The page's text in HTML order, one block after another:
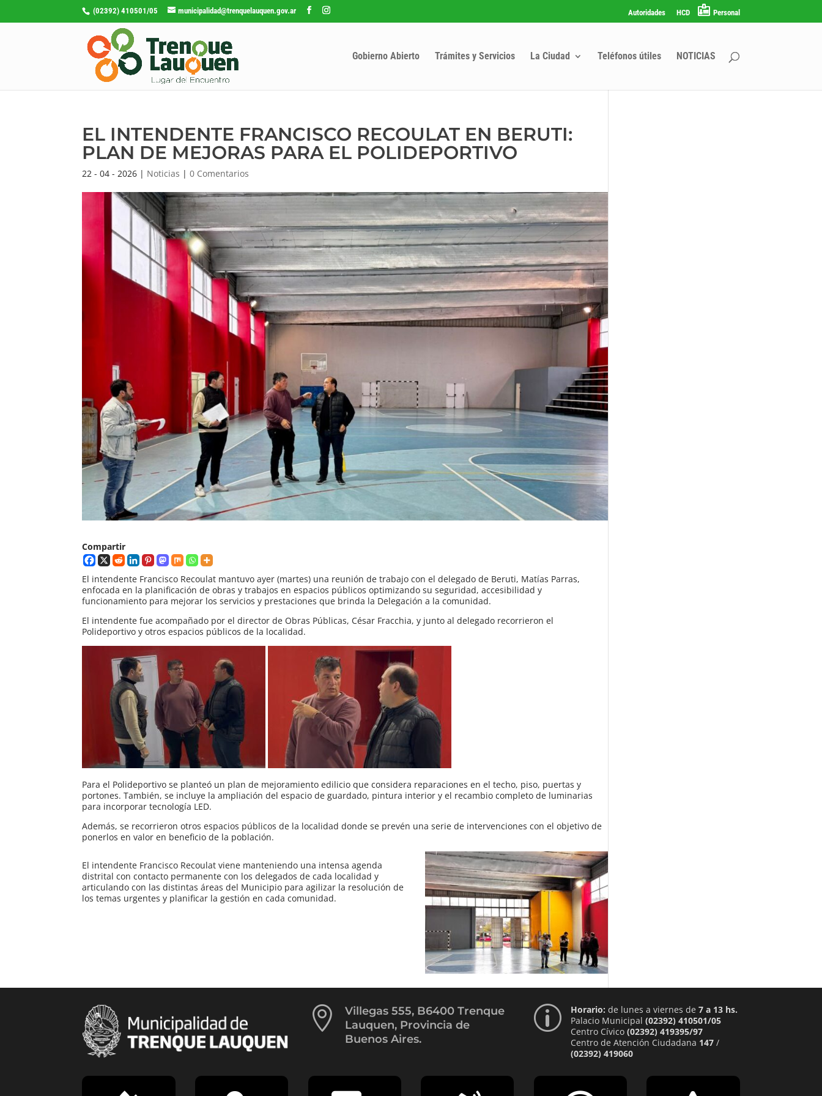
(02392) 410501/05 municipalidad@trenquelauquen.gov.ar Autoridades HCD Personal
Gobierno Abierto Trámites y Servicios La Ciudad Teléfonos útiles NOTICIAS
EL INTENDENTE FRANCISCO RECOULAT EN BERUTI:
PLAN DE MEJORAS PARA EL POLIDEPORTIVO
22 - 04 - 2026 | Noticias |0 Comentarios
Compartir
El intendente Francisco Recoulat mantuvo ayer (martes) una reunión de trabajo con el delegado de Beruti, Matías Parras,
enfocada en la planificación de obras y trabajos en espacios públicos optimizando su seguridad, accesibilidad y
funcionamiento para mejorar los servicios y prestaciones que brinda la Delegación a la comunidad.
El intendente fue acompañado por el director de Obras Públicas, César Fracchia, y junto al delegado recorrieron el
Polideportivo y otros espacios públicos de la localidad.
Para el Polideportivo se planteó un plan de mejoramiento edilicio que considera reparaciones en el techo, piso, puertas y
portones. También, se incluye la ampliación del espacio de guardado, pintura interior y el recambio completo de luminarias
para incorporar tecnología LED.
Además, se recorrieron otros espacios públicos de la localidad donde se prevén una serie de intervenciones con el objetivo de
ponerlos en valor en beneficio de la población.
El intendente Francisco Recoulat viene manteniendo una intensa agenda
distrital con contacto permanente con los delegados de cada localidad y
articulando con las distintas áreas del Municipio para agilizar la resolución de
los temas urgentes y planificar la gestión en cada comunidad.

Villegas 555, B6400 Trenque
Lauquen, Provincia de
Buenos Aires.
p Horario: de lunes a viernes de 7 a 13 hs.
Palacio Municipal (02392) 410501/05
Centro Cívico (02392) 419395/97
Centro de Atención Ciudadana 147/
(02392) 419060